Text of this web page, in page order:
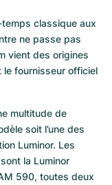
classique aux
ne passe pas
vient des origines
le fournisseur officiel
multitude de
soit l’une des
Luminor. Les
la Luminor
590, toutes deux